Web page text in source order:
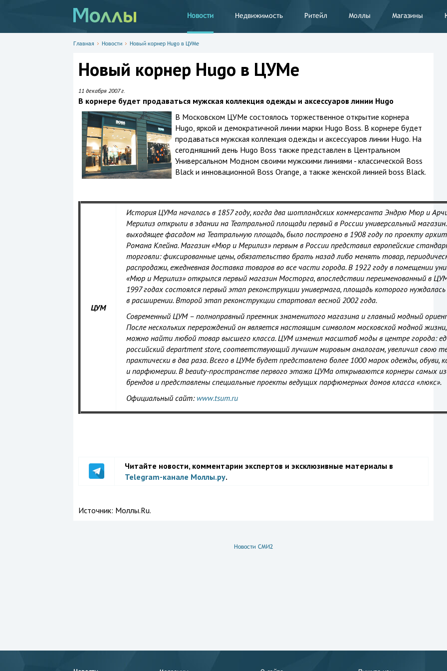
Новости Недвижимость Ритейл Моллы Магазины
Главная Новости Новый корнер Hugo в ЦУМе
Новый корнер Hugo в ЦУМе
11 декабря 2007 г.
В корнере будет продаваться мужская коллекция одежды и аксессуаров линии Hugo
В Московском ЦУМе состоялось торжественное открытие корнера
Hugo, яркой и демократичной линии марки Hugo Boss. В корнере будет
продаваться мужская коллекция одежды и аксессуаров линии Hugo. На
сегодняшний день Hugo Boss также представлен в Центральном
Универсальном Модном своими мужскими линиями - классической Boss
Black и инновационной Boss Orange, а также женской линией boss Black.
ЦУМ
История ЦУМа началась в 1857 году, когда два шотландских коммерсанта Эндрю Мюр и
Мерилиз открыли в здании на Театральной площади первый в России универсальный
выходящее фасадом на Театральную площадь, было построено в 1908 году по проекту
Романа Клейна. Магазин «Мюр и Мерилиз» первым в России представил европейские
торговли: фиксированные цены, обязательство брать назад либо менять товар,
распродажи, ежедневная доставка товаров во все части города. В 1922 году в помещении
«Мюр и Мерилиз» открылся первый магазин Мосторга, впоследствии переименованный в
1997 годах состоялся первый этап реконструкции универмага, площадь которого нуждалась
в расширении. Второй этап реконструкции стартовал весной 2002 года.
Современный ЦУМ – полноправный преемник знаменитого магазина и главный модный
После нескольких перерождений он является настоящим символом московской модной
можно найти любой товар высшего класса. ЦУМ изменил масштаб моды в центре города:
российский department store, соответствующий лучшим мировым аналогам, увеличил свою
практически в два раза. Всего в ЦУМе будет представлено более 1000 марок одежды, обуви,
и парфюмерии. В beauty-пространстве первого этажа ЦУМа открываются корнеры самых
брендов и представлены специальные проекты ведущих парфюмерных домов класса «люкс».
Официальный сайт: www.tsum.ru
Читайте новости, комментарии экспертов и эксклюзивные материалы в
Telegram-канале Моллы.ру.
Источник: Моллы.Ru.
Новости СМИ2